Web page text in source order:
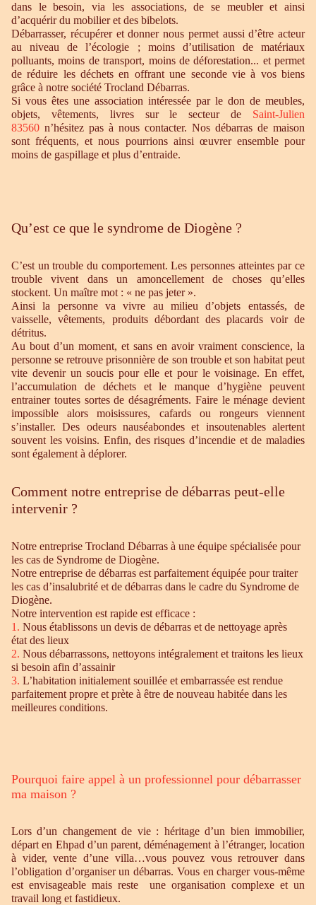
dans le besoin, via les associations, de se meubler et ainsi
d’acquérir du mobilier et des bibelots.
Débarrasser, récupérer et donner nous permet aussi d’être acteur
au niveau de l’écologie ; moins d’utilisation de matériaux
polluants, moins de transport, moins de déforestation... et permet
de réduire les déchets en offrant une seconde vie à vos biens
grâce à notre société Trocland Débarras.
Si vous êtes une association intéressée par le don de meubles,
objets, vêtements, livres sur le secteur de Saint-Julien
83560 n’hésitez pas à nous contacter. Nos débarras de maison
sont fréquents, et nous pourrions ainsi œuvrer ensemble pour
moins de gaspillage et plus d’entraide.
Qu’est ce que le syndrome de Diogène ?
C’est un trouble du comportement. Les personnes atteintes par ce
trouble vivent dans un amoncellement de choses qu’elles
stockent. Un maître mot : « ne pas jeter ».
Ainsi la personne va vivre au milieu d’objets entassés, de
vaisselle, vêtements, produits débordant des placards voir de
détritus.
Au bout d’un moment, et sans en avoir vraiment conscience, la
personne se retrouve prisonnière de son trouble et son habitat peut
vite devenir un soucis pour elle et pour le voisinage. En effet,
l’accumulation de déchets et le manque d’hygiène peuvent
entrainer toutes sortes de désagréments. Faire le ménage devient
impossible alors moisissures, cafards ou rongeurs viennent
s’installer. Des odeurs nauséabondes et insoutenables alertent
souvent les voisins. Enfin, des risques d’incendie et de maladies
sont également à déplorer.
Comment notre entreprise de débarras peut-elle
intervenir ?
Notre entreprise Trocland Débarras à une équipe spécialisée pour
les cas de Syndrome de Diogène.
Notre entreprise de débarras est parfaitement équipée pour traiter
les cas d’insalubrité et de débarras dans le cadre du Syndrome de
Diogène.
Notre intervention est rapide est efficace :
1. Nous établissons un devis de débarras et de nettoyage après
état des lieux
2. Nous débarrassons, nettoyons intégralement et traitons les lieux
si besoin afin d’assainir
3. L’habitation initialement souillée et embarrassée est rendue
parfaitement propre et prète à être de nouveau habitée dans les
meilleures conditions.
Pourquoi faire appel à un professionnel pour débarrasser
ma maison ?
Lors d’un changement de vie : héritage d’un bien immobilier,
départ en Ehpad d’un parent, déménagement à l’étranger, location
à vider, vente d’une villa…vous pouvez vous retrouver dans
l’obligation d’organiser un débarras. Vous en charger vous-même
est envisageable mais reste une organisation complexe et un
travail long et fastidieux.